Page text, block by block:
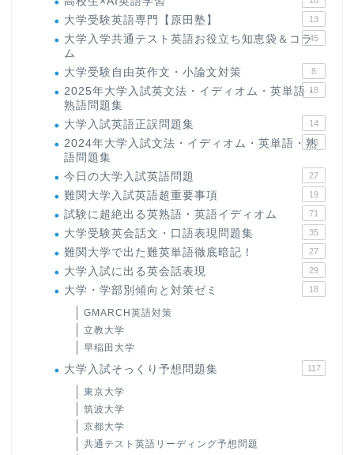
大学受験英語専門【原田塾】 13
大学入学共通テスト英語お役立ち知恵袋＆コラ
ム
45
大学受験自由英作文・小論文対策 8
2025年大学入試英文法・イディオム・英単語・
熟語問題集
18
大学入試英語正誤問題集 14
2024年大学入試文法・イディオム・英単語・熟
語問題集
15
今日の大学入試英語問題 27
難関大学入試英語超重要事項 19
試験に超絶出る英熟語・英語イディオム 71
大学受験英会話文・口語表現問題集 35
難関大学で出た難英単語徹底暗記！ 27
大学入試に出る英会話表現 29
大学・学部別傾向と対策ゼミ 18
GMARCH英語対策
立教大学
早稲田大学
大学入試そっくり予想問題集 117
東京大学
筑波大学
京都大学
共通テスト英語リーディング予想問題